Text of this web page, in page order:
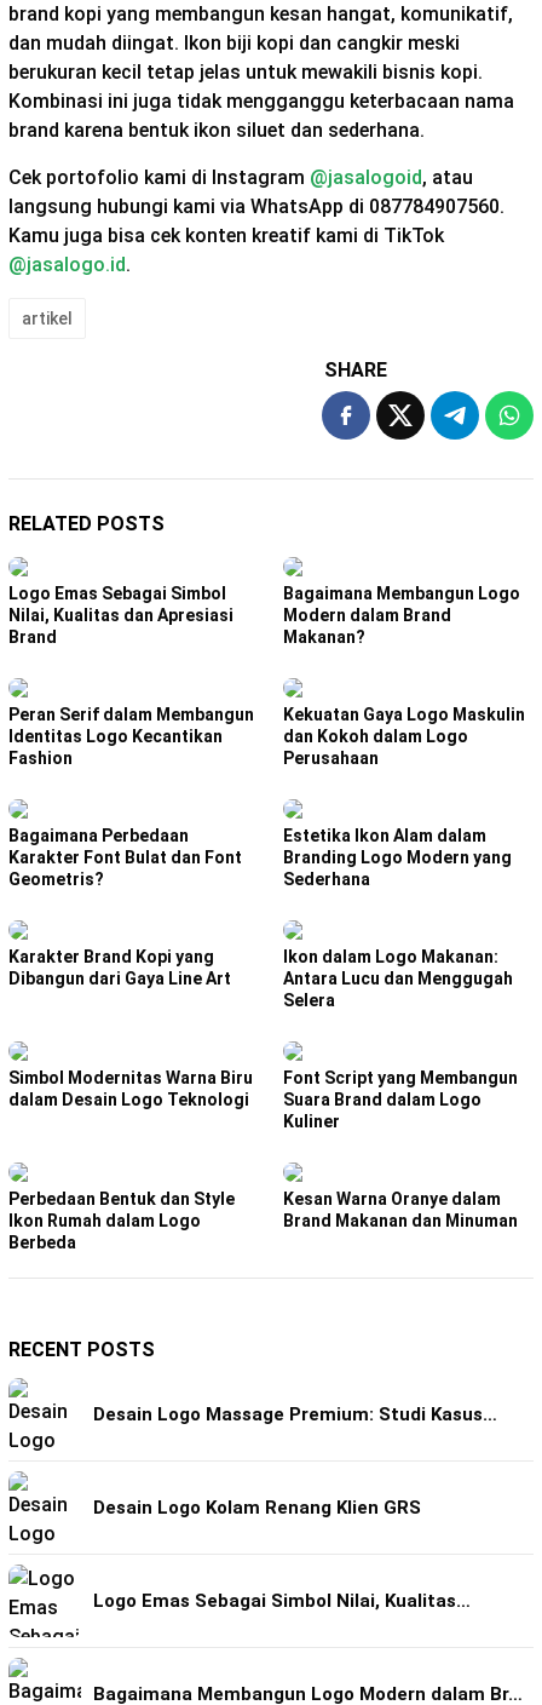
brand kopi yang membangun kesan hangat, komunikatif,
dan mudah diingat. Ikon biji kopi dan cangkir meski
berukuran kecil tetap jelas untuk mewakili bisnis kopi.
Kombinasi ini juga tidak mengganggu keterbacaan nama
brand karena bentuk ikon siluet dan sederhana.
Cek portofolio kami di Instagram @jasalogoid, atau
langsung hubungi kami via WhatsApp di 087784907560.
Kamu juga bisa cek konten kreatif kami di TikTok
@jasalogo.id.
artikel
SHARE
RELATED POSTS
Logo Emas Sebagai Simbol
Nilai, Kualitas dan Apresiasi
Brand
Bagaimana Membangun Logo
Modern dalam Brand
Makanan?
Peran Serif dalam Membangun
Identitas Logo Kecantikan
Fashion
Kekuatan Gaya Logo Maskulin
dan Kokoh dalam Logo
Perusahaan
Bagaimana Perbedaan
Karakter Font Bulat dan Font
Geometris?
Estetika Ikon Alam dalam
Branding Logo Modern yang
Sederhana
Karakter Brand Kopi yang
Dibangun dari Gaya Line Art
Ikon dalam Logo Makanan:
Antara Lucu dan Menggugah
Selera
Simbol Modernitas Warna Biru
dalam Desain Logo Teknologi
Font Script yang Membangun
Suara Brand dalam Logo
Kuliner
Perbedaan Bentuk dan Style
Ikon Rumah dalam Logo
Berbeda
Kesan Warna Oranye dalam
Brand Makanan dan Minuman
RECENT POSTS
Desain Logo Massage Premium: Studi Kasus…
Desain Logo Kolam Renang Klien GRS
Logo Emas Sebagai Simbol Nilai, Kualitas…
Bagaimana Membangun Logo Modern dalam Br…